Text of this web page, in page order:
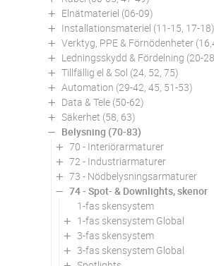
Elnätmateriel (06-09)
Installationsmateriel (11-15, 17-18)
Verktyg, PPE & Förnödenheter
Ledningsskydd & Fördelning (20-
Tillfällig el & Sol (24, 52, 75)
Automation (29-42, 45, 51-53)
Data & Tele (50-62)
Säkerhet (58, 63)
Belysning (70-83)
70 - Interiörarmaturer
72 - Industriarmaturer
73 - Nödbelysningsarmaturer
74 - Spot- & Downlights, skenor
1-fas skensystem
1-fas skensystem Global
3-fas skensystem
3-fas skensystem Global